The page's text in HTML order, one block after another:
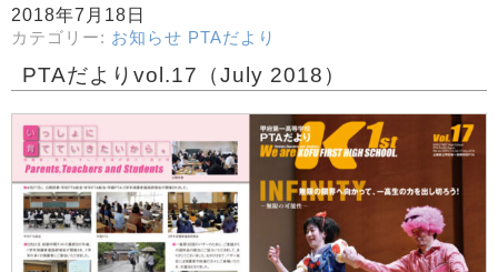
2018年7月18日
カテゴリー: お知らせ PTAだより
PTAだよりvol.17（July 2018）